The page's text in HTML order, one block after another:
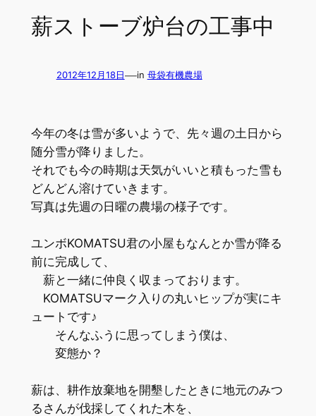
薪ストーブ炉台の工事中
2012年12月18日 —in 母袋有機農場
今年の冬は雪が多いようで、先々週の土日から
随分雪が降りました。
それでも今の時期は天気がいいと積もった雪も
どんどん溶けていきます。
写真は先週の日曜の農場の様子です。
ユンボKOMATSU君の小屋もなんとか雪が降る
前に完成して、
薪と一緒に仲良く収まっております。
KOMATSUマーク入りの丸いヒップが実にキ
ュートです♪
そんなふうに思ってしまう僕は、
変態か？
薪は、耕作放棄地を開墾したときに地元のみつ
るさんが伐採してくれた木を、